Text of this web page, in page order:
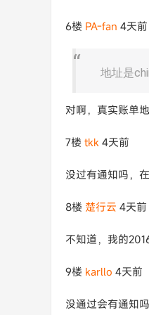
6楼 PA-fan 4天前
地址是
对啊，真实账单
7楼 tkk 4天前
没过有通知吗，
8楼 楚行云 4天前
不知道，我的
9楼 karllo 4天前
没通过会有通知